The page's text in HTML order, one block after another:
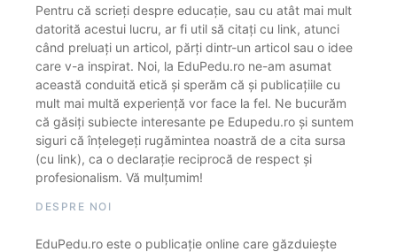
Pentru că scrieți despre educație, sau cu atât mai mult
datorită acestui lucru, ar fi util să citați cu link, atunci
când preluați un articol, părți dintr-un articol sau o idee
care v-a inspirat. Noi, la EduPedu.ro ne-am asumat
această conduită etică și sperăm că și publicațiile cu
mult mai multă experiență vor face la fel. Ne bucurăm
că găsiți subiecte interesante pe Edupedu.ro și suntem
siguri că înțelegeți rugămintea noastră de a cita sursa
(cu link), ca o declarație reciprocă de respect și
profesionalism. Vă mulțumim!
DESPRE NOI
EduPedu.ro este o publicație online care găzduiește